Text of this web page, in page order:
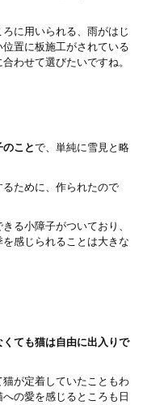
に用いられる、雨がはじ
置に板施工がされている
わせて選びたいですね。
ことで、単純に雪見と略
ために、作られたので
る小障子がついており、
感じられることは大きな
くても猫は自由に出入りで
が定着していたこともわ
の愛を感じるところも日